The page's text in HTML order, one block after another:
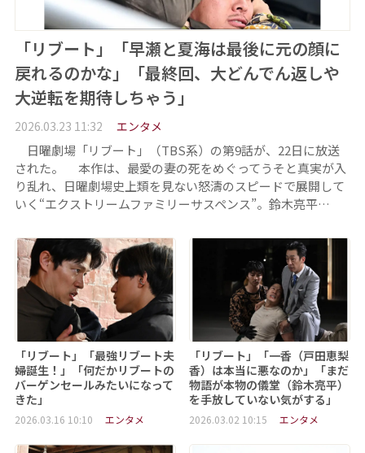
「リブート」「早瀬と夏海は最後に元の顔に
戻れるのかな」「最終回、大どんでん返しや
大逆転を期待しちゃう」
2026.03.23 11:32 エンタメ
日曜劇場「リブート」（TBS系）の第9話が、22日に放送
された。 本作は、最愛の妻の死をめぐってうそと真実が入
り乱れ、日曜劇場史上類を見ない怒濤のスピードで展開して
いく“エクストリームファミリーサスペンス”。鈴木亮平…
「リブート」「最強リブート夫
婦誕生！」「何だかリブートの
バーゲンセールみたいになって
きた」
2026.03.16 10:10 エンタメ
「リブート」「一香（戸田恵梨
香）は本当に悪なのか」「まだ
物語が本物の儀堂（鈴木亮平）
を手放していない気がする」
2026.03.02 10:15 エンタメ